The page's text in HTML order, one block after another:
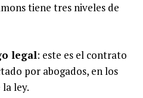
tiene tres niveles de
legal: este es el contrato
por abogados, en los
ley.